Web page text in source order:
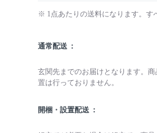
※ 1点あたりの送料になります。す
通常配送
玄関先までのお届けとなります。
置は行っておりません。
開梱・設置配送